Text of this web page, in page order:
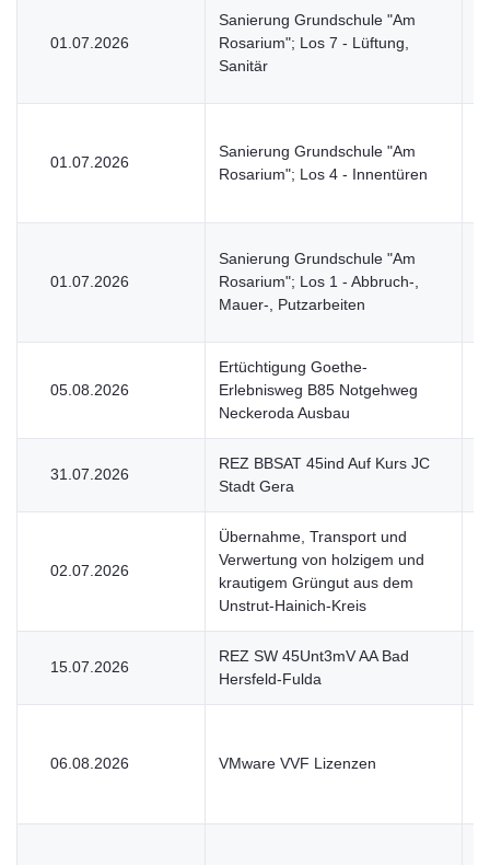
01.07.2026
Sanierung Grundschule "Am
Rosarium"; Los 7 - Lüftung,
Sanitär
01.07.2026
Sanierung Grundschule "Am
Rosarium"; Los 4 - Innentüren
01.07.2026
Sanierung Grundschule "Am
Rosarium"; Los 1 - Abbruch-,
Mauer-, Putzarbeiten
05.08.2026
Ertüchtigung Goethe-
Erlebnisweg B85 Notgehweg
Neckeroda Ausbau
31.07.2026
REZ BBSAT 45ind Auf Kurs JC
Stadt Gera
02.07.2026
Übernahme, Transport und
Verwertung von holzigem und
krautigem Grüngut aus dem
Unstrut-Hainich-Kreis
15.07.2026
REZ SW 45Unt3mV AA Bad
Hersfeld-Fulda
06.08.2026 VMware VVF Lizenzen